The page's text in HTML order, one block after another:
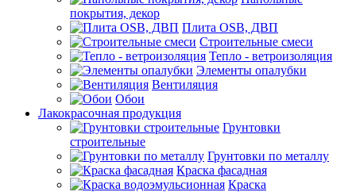
покрытия, декор
Плита OSB, ДВП
Строительные смеси
Тепло - ветроизоляция
Элементы опалубки
Вентиляция
Обои
Лакокрасочная продукция
Грунтовки
строительные
Грунтовки по металлу
Краска фасадная
Краска